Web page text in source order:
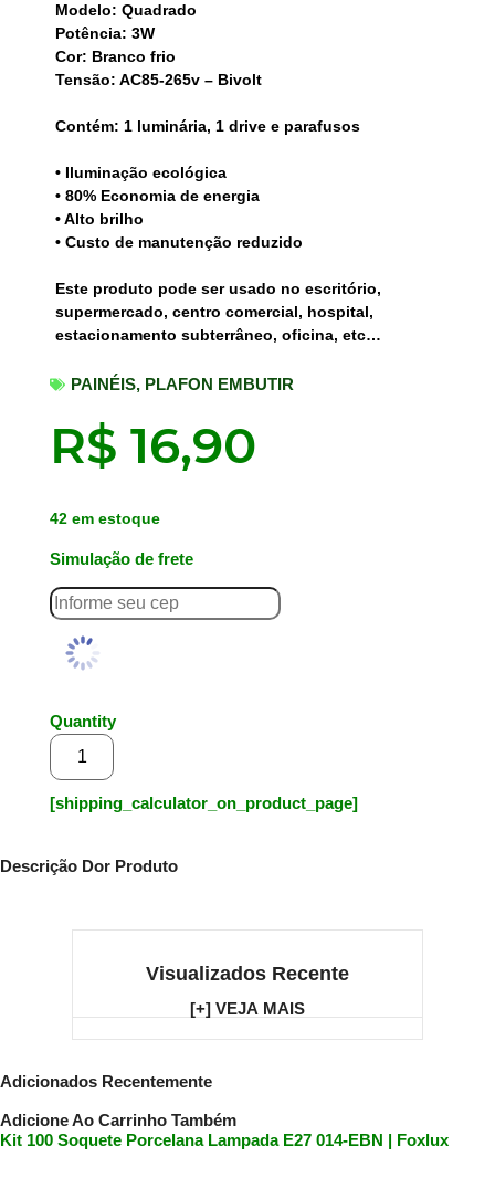
Modelo: Quadrado
Potência: 3W
Cor: Branco frio
Tensão: AC85-265v – Bivolt
Contém: 1 luminária, 1 drive e parafusos
• Iluminação ecológica
• 80% Economia de energia
• Alto brilho
• Custo de manutenção reduzido
Este produto pode ser usado no escritório,
supermercado, centro comercial, hospital,
estacionamento subterrâneo, oficina, etc…
PAINÉIS, PLAFON EMBUTIR
R$ 16,90
42 em estoque
Simulação de frete
Quantity
[shipping_calculator_on_product_page]
Descrição Dor Produto
Visualizados Recente
[+] VEJA MAIS
Adicionados Recentemente
Adicione Ao Carrinho Também
Kit 100 Soquete Porcelana Lampada E27 014-EBN | Foxlux